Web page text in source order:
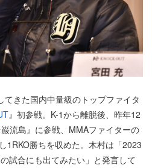
てきた国内中量級のトップファイタ
』初参戦。K-1から離脱後、昨年12
流島』に参戦、MMAファイターの
1RKO勝ちを収めた。木村は「2023
試合にも出てみたい」と発言して